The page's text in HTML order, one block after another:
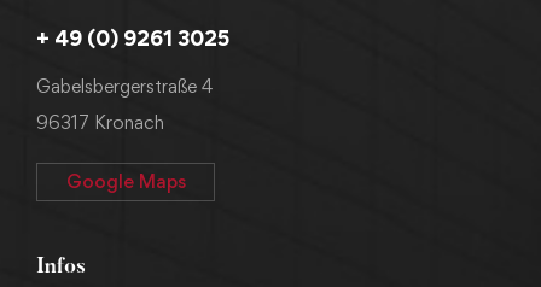
+ 49 (0) 9261 3025
Gabelsbergerstraße 4
96317 Kronach
Google Maps
Infos